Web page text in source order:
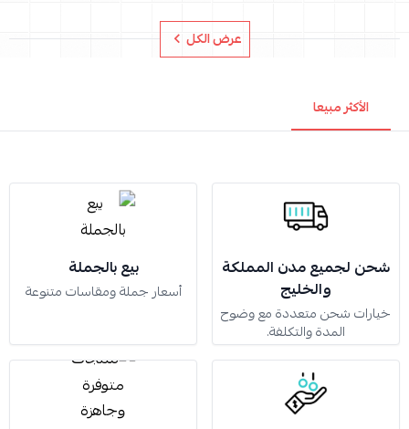
عرض الكل
الأكثر مبيعا
شحن لجميع مدن المملكة
والخليج
خيارات شحن متعددة مع وضوح
المدة والتكلفة.
بيع بالجملة
أسعار جملة ومقاسات متنوعة